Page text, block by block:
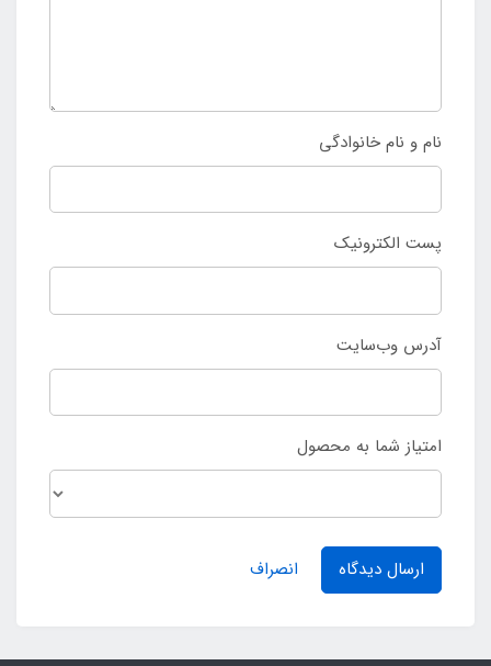
نام و نام خانوادگی
پست الکترونیک
آدرس وب‌سایت
امتیاز شما به محصول
ارسال دیدگاه انصراف